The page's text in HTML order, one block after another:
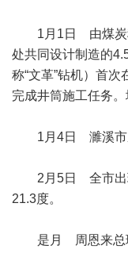
1月1日 由煤炭科
处共同设计制造的
称“文革”钻机）首
完成井筒施工任务
1月4日 濉溪市成
2月5日 全市出现
21.3度。
是月 周恩来总理